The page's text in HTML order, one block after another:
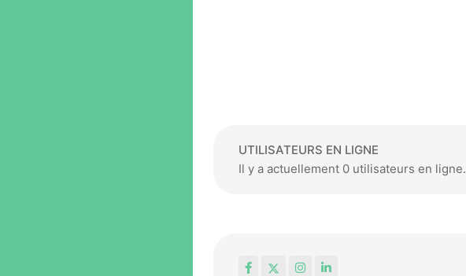
UTILISATEURS EN LIGNE
Il y a actuellement 0 utilisateurs en ligne.
FacebookInstagram
LinkedIn